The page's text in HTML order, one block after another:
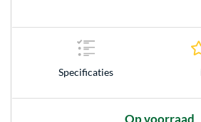
Specificaties
Op voorraad